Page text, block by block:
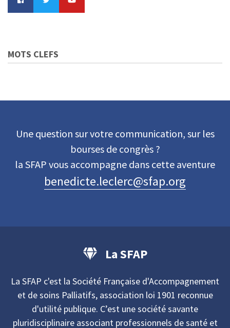
MOTS CLEFS
Une question sur votre communication, sur les
bourses de congrès ?
la SFAP vous accompagne dans cette aventure
benedicte.leclerc@sfap.org
La SFAP
La SFAP c'est la Société Française d'Accompagnement
et de soins Palliatifs, association loi 1901 reconnue
d'utilité publique. C’est une société savante
pluridisciplinaire associant professionnels de santé et